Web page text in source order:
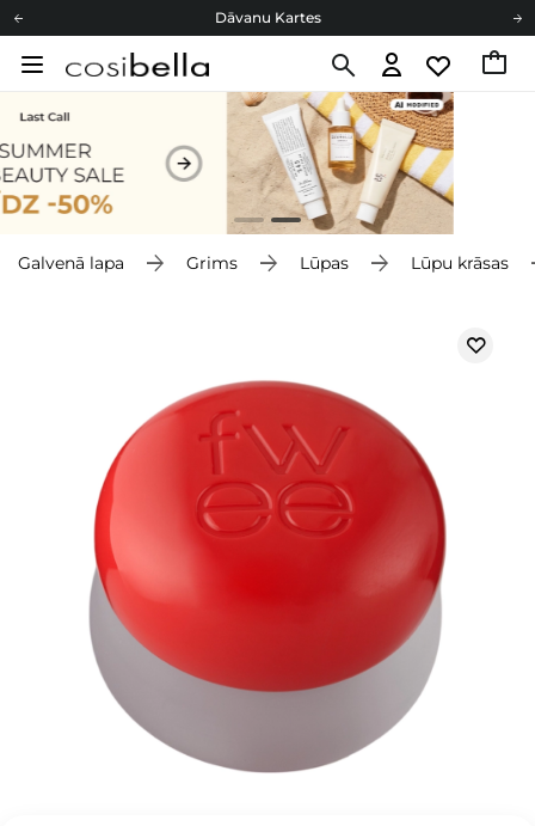
Dāvanu Kartes
Cosibella lojalitātes programma
Dāvanu Kartes
Galvenā lapa Grims Lūpas Lūpu krāsas